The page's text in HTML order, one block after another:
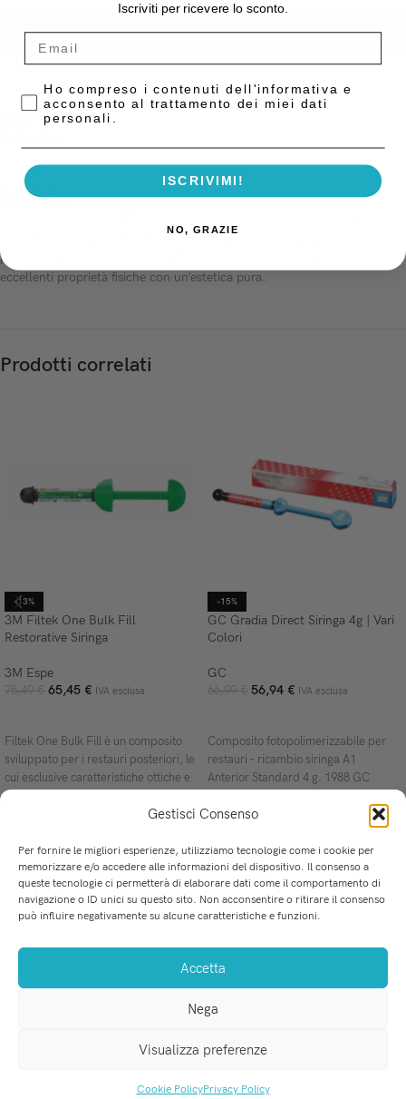
Gestisci Consenso
Per fornire le migliori esperienze, utilizziamo tecnologie come i cookie per
memorizzare e/o accedere alle informazioni del dispositivo. Il consenso a
queste tecnologie ci permetterà di elaborare dati come il comportamento di
navigazione o ID unici su questo sito. Non acconsentire o ritirare il consenso
può influire negativamente su alcune caratteristiche e funzioni.
Accetta
Nega
Visualizza preferenze
Cookie PolicyPrivacy Policy
AGGIUNGI AL CARRELLO
N/A
Descrizione
Pearl detta nuovi standard per le ricostruzioni conservative,
presentandosi in una consistenza cremosa. Questo prodotto combina
eccellenti proprietà fisiche con un’estetica pura.
Prodotti correlati
-13%
3M Filtek One Bulk Fill
Restorative Siringa
3M Espe
75,49€ 65,45 € IVA esclusa
Filtek One Bulk Fill è un composito
sviluppato per i restauri posteriori, le
cui esclusive caratteristiche ottiche e
-15%
GC Gradia Direct Siringa 4g | Vari
Colori
GC
66,99€ 56,94 € IVA esclusa
Composito fotopolimerizzabile per
restauri – ricambio siringa A1
Anterior Standard 4 g. 1988 GC
La soluzione perfetta per i professionisti dell'Odontoiatria.
Via Mercadante 8, San Ferdinando (RC)
WhatsApp: 379 226 3035
MEDICAL PROVIDER s.r.l. . P.IVA 03184520801
Iscriviti per ricevere lo sconto.
Privacy Policy
Ho compreso i contenuti dell'informativa e
acconsento al trattamento dei miei dati
personali.
ISCRIVIMI!
NO, GRAZIE